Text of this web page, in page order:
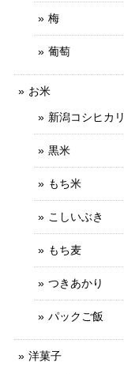
梅
葡萄
お米
新潟コシヒカリ
黒米
もち米
こしいぶき
もち麦
つきあかり
パックご飯
洋菓子